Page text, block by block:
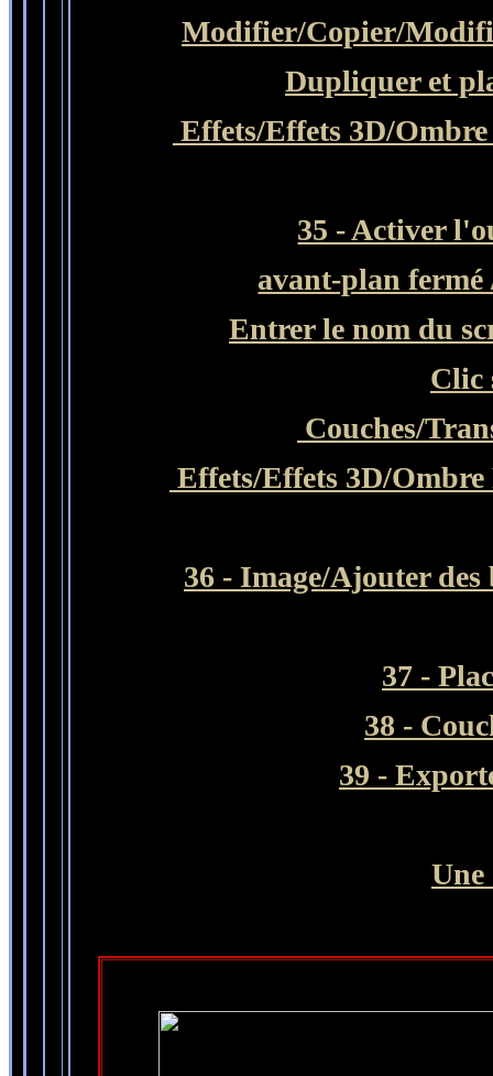
Modifier/Copier/
Dupliquer et
Effets/Effets 3D/
35 - Activer
avant-plan
Entrer le nom du
Clic
Couches/
Effets/Effets 3D/Ombre
36 - Image/Ajouter
37 -
38 -
39 -
Une